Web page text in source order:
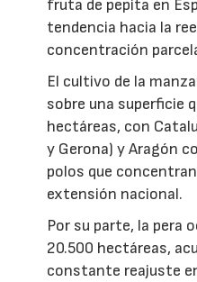
fruta de pepita en
tendencia hacia la
concentración
El cultivo de la
sobre una superficie
hectáreas, con
y Gerona) y Aragón
polos que
extensión nacional.
Por su parte, la pera
20.500 hectáreas,
constante reajuste